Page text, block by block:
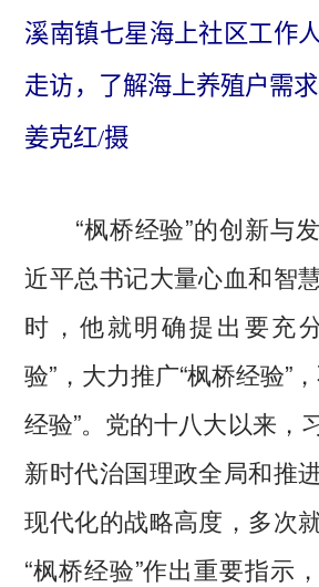
溪南镇七星海上社区工作
走访，了解海上养殖户需
姜克红/摄
“枫桥经验”的创新与
近平总书记大量心血和智
时，他就明确提出要充
验”，大力推广“枫桥经验”
经验”。党的十八大以来，
新时代治国理政全局和推
现代化的战略高度，多次
“枫桥经验”作出重要指示